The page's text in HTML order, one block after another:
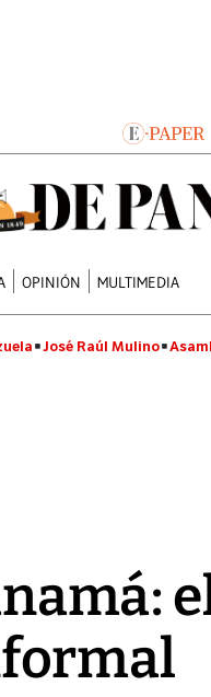
OPINIÓN MULTIMEDIA
José Raúl Mulino